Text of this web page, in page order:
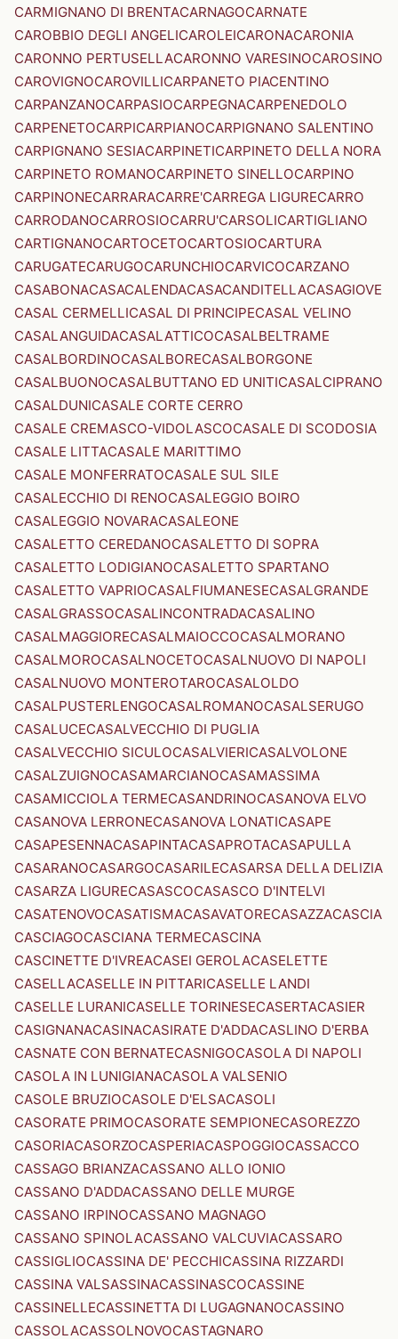
CARMIGNANO DI BRENTACARNAGOCARNATE
CAROBBIO DEGLI ANGELICAROLEICARONACARONIA
CARONNO PERTUSELLACARONNO VARESINOCAROSINO
CAROVIGNOCAROVILLICARPANETO PIACENTINO
CARPANZANOCARPASIOCARPEGNACARPENEDOLO
CARPENETOCARPICARPIANOCARPIGNANO SALENTINO
CARPIGNANO SESIACARPINETICARPINETO DELLA NORA
CARPINETO ROMANOCARPINETO SINELLOCARPINO
CARPINONECARRARACARRE'CARREGA LIGURECARRO
CARRODANOCARROSIOCARRU'CARSOLICARTIGLIANO
CARTIGNANOCARTOCETOCARTOSIOCARTURA
CARUGATECARUGOCARUNCHIOCARVICOCARZANO
CASABONACASACALENDACASACANDITELLACASAGIOVE
CASAL CERMELLICASAL DI PRINCIPECASAL VELINO
CASALANGUIDACASALATTICOCASALBELTRAME
CASALBORDINOCASALBORECASALBORGONE
CASALBUONOCASALBUTTANO ED UNITICASALCIPRANO
CASALDUNICASALE CORTE CERRO
CASALE CREMASCO-VIDOLASCOCASALE DI SCODOSIA
CASALE LITTACASALE MARITTIMO
CASALE MONFERRATOCASALE SUL SILE
CASALECCHIO DI RENOCASALEGGIO BOIRO
CASALEGGIO NOVARACASALEONE
CASALETTO CEREDANOCASALETTO DI SOPRA
CASALETTO LODIGIANOCASALETTO SPARTANO
CASALETTO VAPRIOCASALFIUMANESECASALGRANDE
CASALGRASSOCASALINCONTRADACASALINO
CASALMAGGIORECASALMAIOCCOCASALMORANO
CASALMOROCASALNOCETOCASALNUOVO DI NAPOLI
CASALNUOVO MONTEROTAROCASALOLDO
CASALPUSTERLENGOCASALROMANOCASALSERUGO
CASALUCECASALVECCHIO DI PUGLIA
CASALVECCHIO SICULOCASALVIERICASALVOLONE
CASALZUIGNOCASAMARCIANOCASAMASSIMA
CASAMICCIOLA TERMECASANDRINOCASANOVA ELVO
CASANOVA LERRONECASANOVA LONATICASAPE
CASAPESENNACASAPINTACASAPROTACASAPULLA
CASARANOCASARGOCASARILECASARSA DELLA DELIZIA
CASARZA LIGURECASASCOCASASCO D'INTELVI
CASATENOVOCASATISMACASAVATORECASAZZACASCIA
CASCIAGOCASCIANA TERMECASCINA
CASCINETTE D'IVREACASEI GEROLACASELETTE
CASELLACASELLE IN PITTARICASELLE LANDI
CASELLE LURANICASELLE TORINESECASERTACASIER
CASIGNANACASINACASIRATE D'ADDACASLINO D'ERBA
CASNATE CON BERNATECASNIGOCASOLA DI NAPOLI
CASOLA IN LUNIGIANACASOLA VALSENIO
CASOLE BRUZIOCASOLE D'ELSACASOLI
CASORATE PRIMOCASORATE SEMPIONECASOREZZO
CASORIACASORZOCASPERIACASPOGGIOCASSACCO
CASSAGO BRIANZACASSANO ALLO IONIO
CASSANO D'ADDACASSANO DELLE MURGE
CASSANO IRPINOCASSANO MAGNAGO
CASSANO SPINOLACASSANO VALCUVIACASSARO
CASSIGLIOCASSINA DE' PECCHICASSINA RIZZARDI
CASSINA VALSASSINACASSINASCOCASSINE
CASSINELLECASSINETTA DI LUGAGNANOCASSINO
CASSOLACASSOLNOVOCASTAGNARO